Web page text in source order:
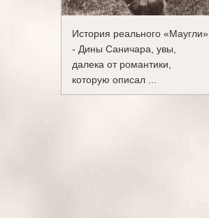
История реального «Маугли»
- Дины Саничара, увы,
далека от романтики,
которую описал ...